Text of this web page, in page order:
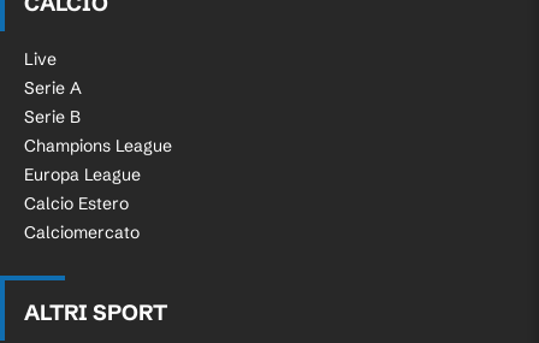
Live
Serie A
Serie B
Champions League
Europa League
Calcio Estero
Calciomercato
ALTRI SPORT